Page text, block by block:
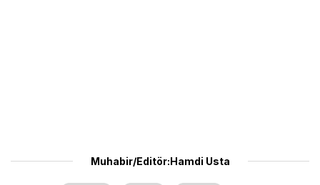
Muhabir/Editör:Hamdi Usta